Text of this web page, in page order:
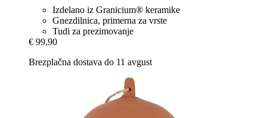
Izdelano iz Granicium® keramike
Gnezdilnica, primerna za vrste
Tudi za prezimovanje
€ 99,90
Brezplačna dostava do 11 avgust